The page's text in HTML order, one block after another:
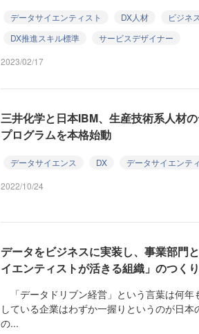
データサイエンティスト DX人材
ビジネ
DX推進スキル標準
サービスデザイナー
2023/02/17
三井化学と日本IBM、生産技術系人材
プログラムを本格始動
データサイエンス DX データサイエンテ
2022/10/24
データをビジネスに実装し、事業部門
イエンティストが活きる組織」のつく
「データドリブン経営」という言葉は何年
している企業はわずか一握りというのが日
の...